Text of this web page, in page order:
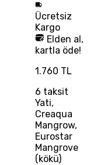
Ücretsiz
Kargo
Elden al,
kartla öde!
1.760 TL
6 taksit
Yati,
Creaqua
Mangrow,
Eurostar
Mangrove
(kökü)